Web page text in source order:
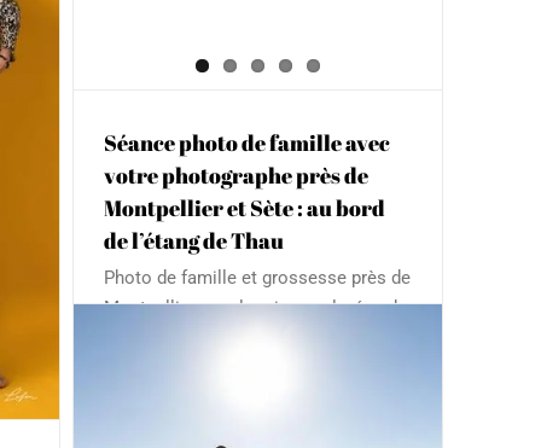
Séance photo de famille avec
votre photographe près de
Montpellier et Sète : au bord
de l’étang de Thau
Photo de famille et grossesse près de
Montpellier ; sur les rives colorées de
la